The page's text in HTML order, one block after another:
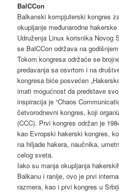
BalCCon
Balkanski kompjuterski kongres
okupljanje međunarodne
Udruženja Linux korisnika Novog
se BalCCon održava na
Tokom kongresa održaće se
predavanja sa osvrtom i na
kongresa biće posvećen
imati mogućnost da predstave
inspiracija je “Chaos
četvorodnevni kongres, koji
(CCC). Prvi kongres održan je
kao Evropski hakerski kongres,
na hiljade hakera, naučnika,
celog sveta.
Iako su manja okupljanja
Balkanu i ranije, ovo je prvi
razmera, kao i prvi kongres u